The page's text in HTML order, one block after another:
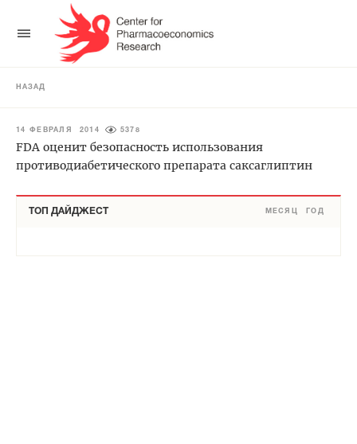
НАЗАД
14 ФЕВРАЛЯ 2014 5378
FDA оценит безопасность использования
противодиабетического препарата саксаглиптин
ТОП ДАЙДЖЕСТ МЕСЯЦ ГОД